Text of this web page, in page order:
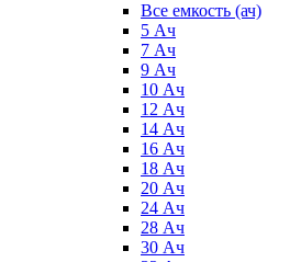
Все емкость (ач)
5 Ач
7 Ач
9 Ач
10 Ач
12 Ач
14 Ач
16 Ач
18 Ач
20 Ач
24 Ач
28 Ач
30 Ач